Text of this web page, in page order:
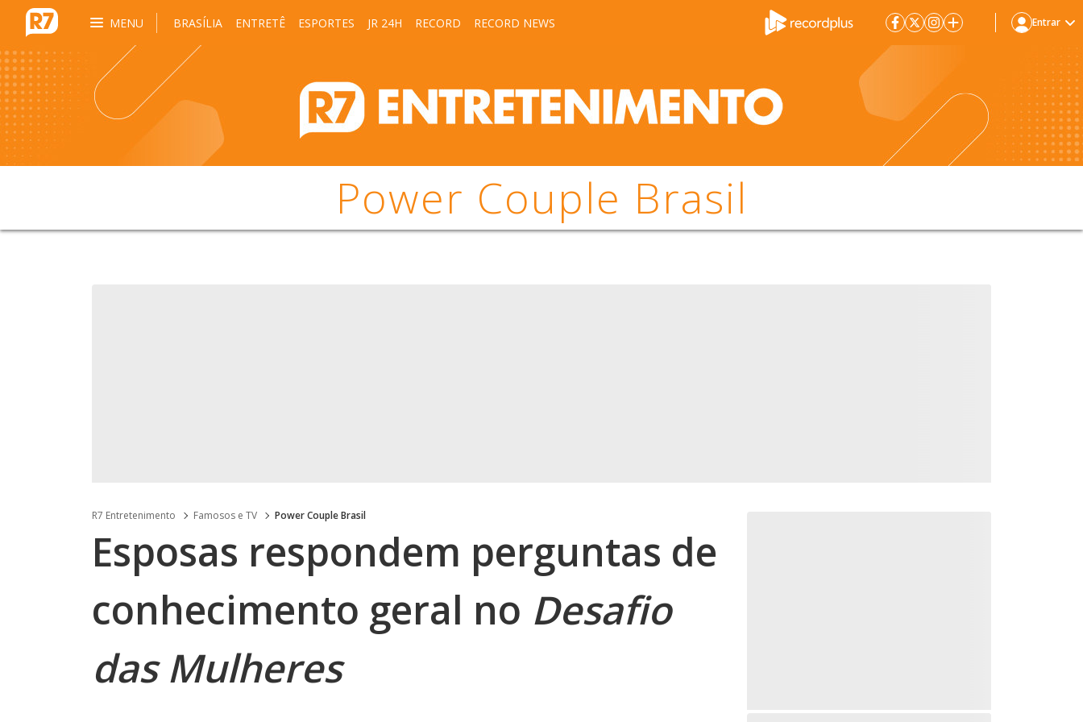
MENU BRASÍLIA ENTRETÊ ESPORTES JR 24H RECORD RECORD NEWS Entrar
Power Couple Brasil
R7 Entretenimento Famosos e TV Power Couple Brasil
Esposas respondem perguntas de
conhecimento geral no Desafio
das Mulheres